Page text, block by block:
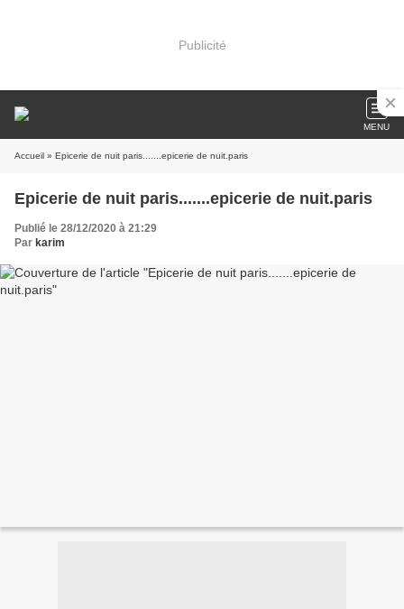
Publicité
MENU
Accueil » Epicerie de nuit paris.......epicerie de nuit.paris
Epicerie de nuit paris.......epicerie de nuit.paris
Publié le 28/12/2020 à 21:29
Par karim